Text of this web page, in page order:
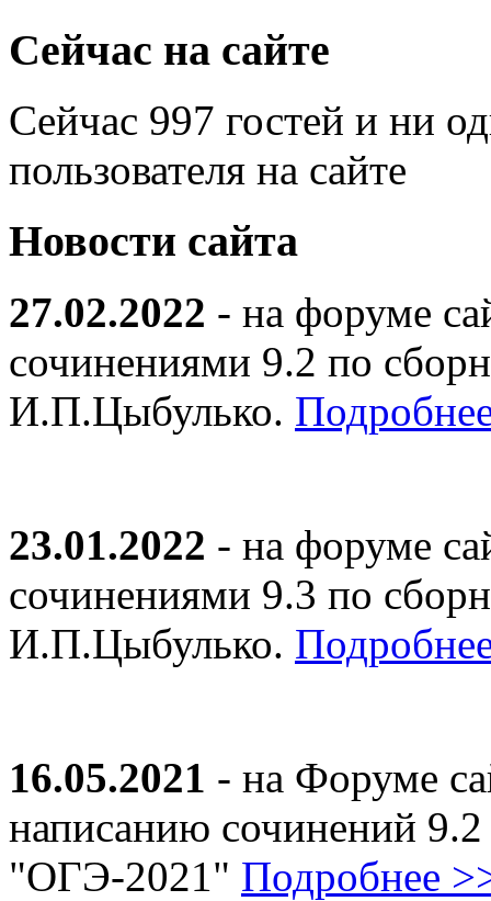
Сейчас на сайте
Сейчас 997 гостей и ни
пользователя на сайте
Новости сайта
27.02.2022 - на форуме
сочинениями 9.2 по
И.П.Цыбулько.
23.01.2022 - на форуме
сочинениями 9.3 по
И.П.Цыбулько.
16.05.2021 - на Форуме
написанию сочинений
"ОГЭ-2021" Подробнее